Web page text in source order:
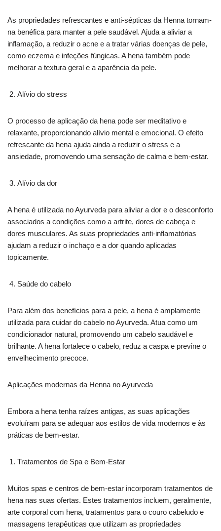
As propriedades refrescantes e anti-sépticas da Henna tornam-
na benéfica para manter a pele saudável. Ajuda a aliviar a
inflamação, a reduzir o acne e a tratar várias doenças de pele,
como eczema e infeções fúngicas. A hena também pode
melhorar a textura geral e a aparência da pele.
Alívio do stress
O processo de aplicação da hena pode ser meditativo e
relaxante, proporcionando alívio mental e emocional. O efeito
refrescante da hena ajuda ainda a reduzir o stress e a
ansiedade, promovendo uma sensação de calma e bem-estar.
Alívio da dor
A hena é utilizada no Ayurveda para aliviar a dor e o desconforto
associados a condições como a artrite, dores de cabeça e
dores musculares. As suas propriedades anti-inflamatórias
ajudam a reduzir o inchaço e a dor quando aplicadas
topicamente.
Saúde do cabelo
Para além dos benefícios para a pele, a hena é amplamente
utilizada para cuidar do cabelo no Ayurveda. Atua como um
condicionador natural, promovendo um cabelo saudável e
brilhante. A hena fortalece o cabelo, reduz a caspa e previne o
envelhecimento precoce.
Aplicações modernas da Henna no Ayurveda
Embora a hena tenha raízes antigas, as suas aplicações
evoluíram para se adequar aos estilos de vida modernos e às
práticas de bem-estar.
Tratamentos de Spa e Bem-Estar
Muitos spas e centros de bem-estar incorporam tratamentos de
hena nas suas ofertas. Estes tratamentos incluem, geralmente,
arte corporal com hena, tratamentos para o couro cabeludo e
massagens terapêuticas que utilizam as propriedades